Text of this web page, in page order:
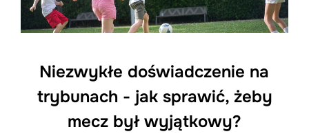
Niezwykłe doświadczenie na
trybunach - jak sprawić, żeby
mecz był wyjątkowy?